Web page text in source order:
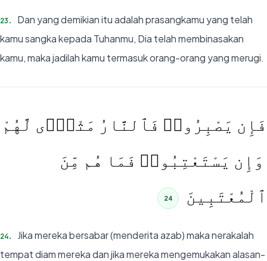
23.
Dan yang demikian itu adalah prasangkamu yang telah
kamu sangka kepada Tuhanmu, Dia telah membinasakan
kamu, maka jadilah kamu termasuk orang-orang yang merugi.
فَإِن يَصْبِرُوا۟ فَٱلنَّارُ مَثْوًۭى لَّهُمْ
ۖ وَإِن يَسْتَعْتِبُوا۟ فَمَا هُم مِّنَ
ٱلْمُعْتَبِينَ
24
24.
Jika mereka bersabar (menderita azab) maka nerakalah
tempat diam mereka dan jika mereka mengemukakan alasan-